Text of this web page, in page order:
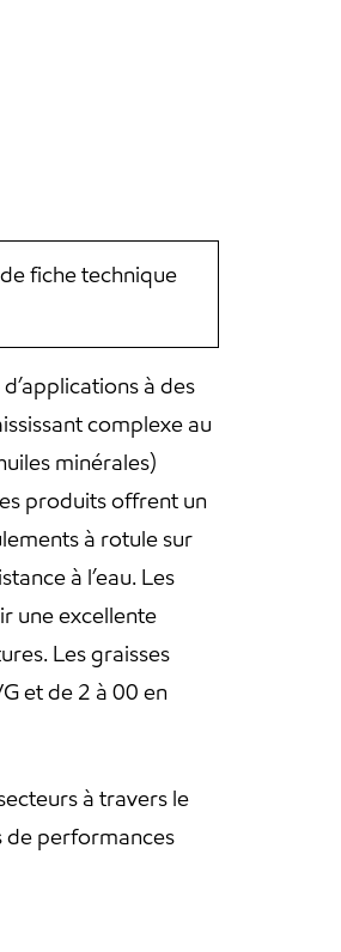
fiche technique
à des
complexe au
minérales)
produits offrent un
à rotule sur
à l’eau. Les
une excellente
Les graisses
et de 2 à 00 en
à travers le
de performances